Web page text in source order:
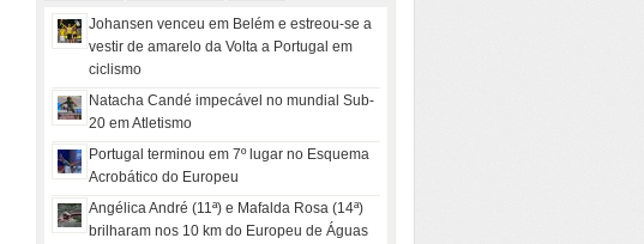
Johansen venceu em Belém e estreou-se a
vestir de amarelo da Volta a Portugal em
ciclismo
Natacha Candé impecável no mundial Sub-
20 em Atletismo
Portugal terminou em 7º lugar no Esquema
Acrobático do Europeu
Angélica André (11ª) e Mafalda Rosa (14ª)
brilharam nos 10 km do Europeu de Águas